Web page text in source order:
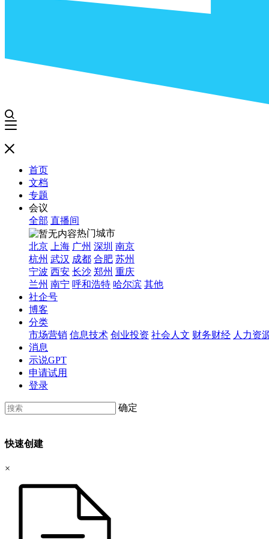
首页
文档
专题
会议
全部 直播间
热门城市
北京
上海 广州 深圳 南京
杭州 武汉 成都 合肥 苏州
宁波 西安 长沙 郑州 重庆
兰州 南宁 呼和浩特 哈尔滨 其他
社企号
博客
分类
市场营销 信息技术 创业投资 社会人文 财务财经 人力资
消息
示说GPT
申请试用
登录
确定
快速创建
×